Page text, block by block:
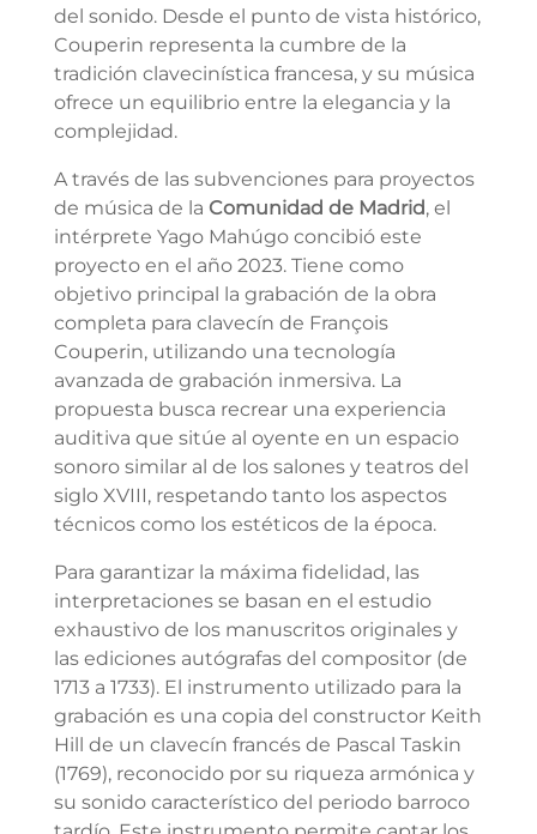
del sonido. Desde el punto de vista histórico,
Couperin representa la cumbre de la
tradición clavecinística francesa, y su música
ofrece un equilibrio entre la elegancia y la
complejidad.
A través de las subvenciones para proyectos
de música de la Comunidad de Madrid, el
intérprete Yago Mahúgo concibió este
proyecto en el año 2023. Tiene como
objetivo principal la grabación de la obra
completa para clavecín de François
Couperin, utilizando una tecnología
avanzada de grabación inmersiva. La
propuesta busca recrear una experiencia
auditiva que sitúe al oyente en un espacio
sonoro similar al de los salones y teatros del
siglo XVIII, respetando tanto los aspectos
técnicos como los estéticos de la época.
Para garantizar la máxima fidelidad, las
interpretaciones se basan en el estudio
exhaustivo de los manuscritos originales y
las ediciones autógrafas del compositor (de
1713 a 1733). El instrumento utilizado para la
grabación es una copia del constructor Keith
Hill de un clavecín francés de Pascal Taskin
(1769), reconocido por su riqueza armónica y
su sonido característico del periodo barroco